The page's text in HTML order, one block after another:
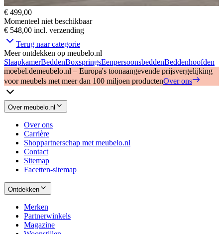
€ 499,00
Momenteel niet beschikbaar
€ 548,00 incl. verzending
Terug naar categorie
Meer ontdekken op meubelo.nl
SlaapkamerBeddenBoxspringsEenpersoonsbeddenBeddenhoofden
moebel.demeubelo.nl – Europa's toonaangevende prijsvergelijking
voor meubels met meer dan 100 miljoen productenOver ons
Over meubelo.nl
Over ons
Carrière
Shoppartnerschap met meubelo.nl
Contact
Sitemap
Facetten-sitemap
Ontdekken
Merken
Partnerwinkels
Magazine